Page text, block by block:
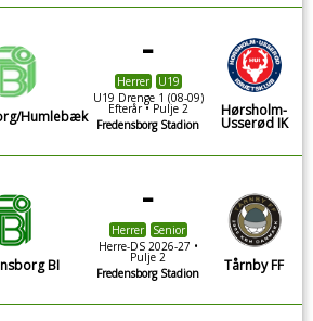
Humlebæk
-
Herrer
U19
U19 Drenge 1 (08-09)
Efterår • Pulje 2
Fredensborg Stadion
Hørsholm-
Usserød IK
BI
-
Herrer
Senior
Herre-DS 2026-27 •
Pulje 2
Fredensborg Stadion
Tårnby FF